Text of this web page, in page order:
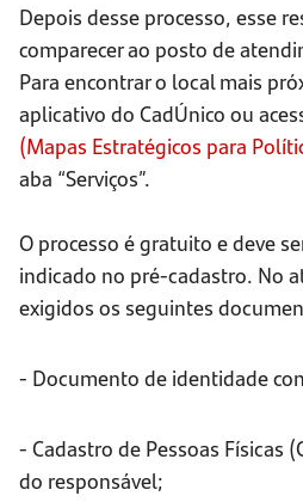
Depois desse processo, esse
comparecer ao posto de
Para encontrar o local mais
aplicativo do CadÚnico ou
(Mapas Estratégicos para
aba “Serviços”.
O processo é gratuito e deve
indicado no pré-cadastro. No
exigidos os seguintes
- Documento de identidade
- Cadastro de Pessoas Físicas
do responsável;